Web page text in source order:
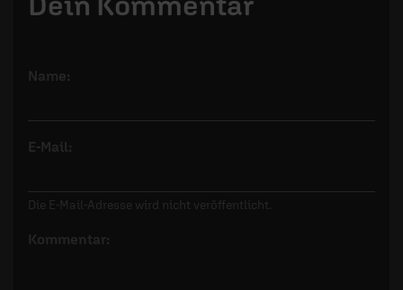
Name:
E-Mail:
Die E-Mail-Adresse wird nicht veröffentlicht.
Kommentar: